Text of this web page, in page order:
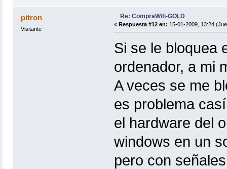
pitron
Visitante
Re: CompraWifi-GOLD
« Respuesta #12 en: 15-01-2009, 13:24
Si se le bloquea
ordenador, a mi
A veces se me
es problema
el hardware del
windows en un
pero con